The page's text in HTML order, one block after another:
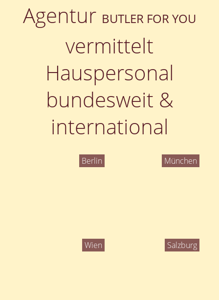
Agentur BUTLER FOR YOU
vermittelt
Hauspersonal
bundesweit &
international
Berlin München
Wien Salzburg